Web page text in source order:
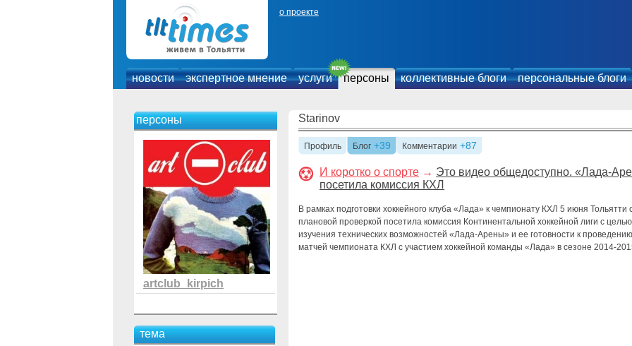
о проекте
новости экспертное мнение услуги персоны коллективные блоги персональные блоги
персоны
artclub_kirpich
тема
Starinov
Профиль Блог +39 Комментарии +87
И коротко о спорте → Это видео общедоступно. «Лада-
посетила комиссия КХЛ
В рамках подготовки хоккейного клуба «Лада» к чемпионату КХЛ 5 июня Тольятти
плановой проверкой посетила комиссия Континентальной хоккейной лиги с целью
изучения технических возможностей «Лада-Арены» и ее готовности к проведению
матчей чемпионата КХЛ с участием хоккейной команды «Лада» в сезоне 2014-